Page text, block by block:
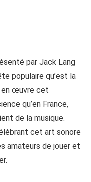
par Jack Lang
populaire qu’est la
en œuvre cet
qu’en France,
de la musique.
cet art sonore
amateurs de jouer et